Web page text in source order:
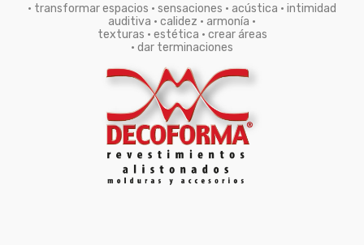
• transformar espacios • sensaciones • acústica • intimidad
auditiva • calidez • armonía •
texturas • estética • crear áreas
• dar terminaciones